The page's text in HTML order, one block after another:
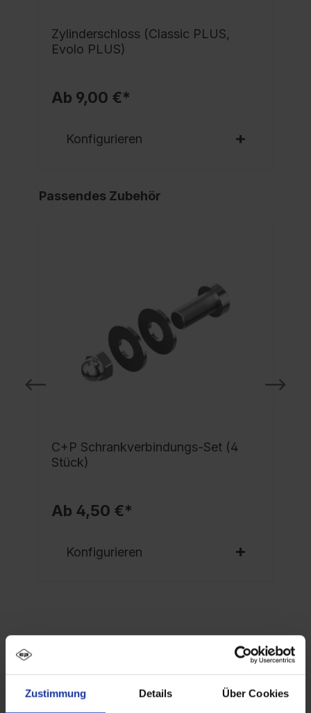
Zustimmung Details Über Cookies
Zylinderschloss (Classic PLUS,
Evolo PLUS)
Ab 9,00 €*
Konfigurieren
Passendes Zubehör
C+P Schrankverbindungs-Set (4
Stück)
Ab 4,50 €*
Konfigurieren
Spind Evolo PLUS, 1 Abteil, Abteilbreite 400 mm,